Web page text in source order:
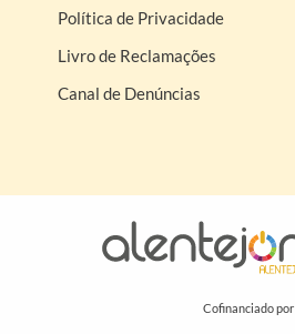
Política de Privacidade
Livro de Reclamações
Canal de Denúncias
Cofinanciado por